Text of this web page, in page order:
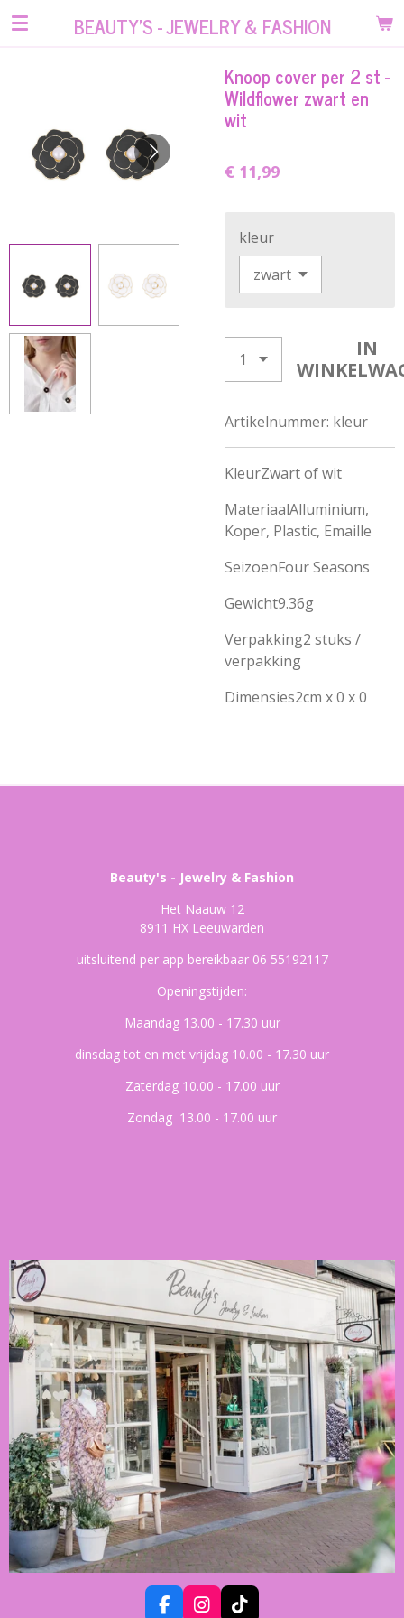
Ga
BEAUTY'S - JEWELRY & FASHION
Knoop cover per 2 st -
Wildflower zwart en
wit
€ 11,99
kleur
IN
Artikelnummer: kleur
KleurZwart of wit
MateriaalAlluminium,
Koper, Plastic, Emaille
SeizoenFour Seasons
Gewicht9.36g
Verpakking2 stuks /
verpakking
Dimensies2cm x 0 x 0
Beauty's - Jewelry & Fashion
Het Naauw 12
8911 HX Leeuwarden
uitsluitend per app bereikbaar 06 55192117
Openingstijden:
Maandag 13.00 - 17.30 uur
dinsdag tot en met vrijdag 10.00 - 17.30 uur
Zaterdag 10.00 - 17.00 uur
Zondag 13.00 - 17.00 uur
F
I
T